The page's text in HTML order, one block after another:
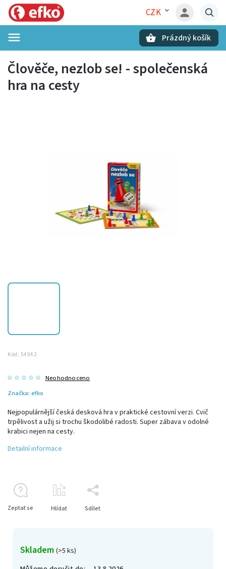
CZK
Prázdný košík
Člověče, nezlob se! - společenská
hra na cesty
Kód: 54942
Neohodnoceno
Značka: efko
Skladem (>5 ks)
Nejpopulárnější česká desková hra v praktické cestovní verzi. Cvič
trpělivost a užij si trochu škodolibé radosti. Super zábava v odolné
krabici nejen na cesty.
Detailní informace
Zeptat se Hlídat Sdílet